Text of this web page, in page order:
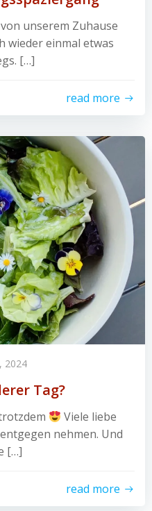
unserem Zuhause
wieder einmal etwas
[…]
read more
2024
Tag?
Viele liebe
nehmen. Und
[…]
read more